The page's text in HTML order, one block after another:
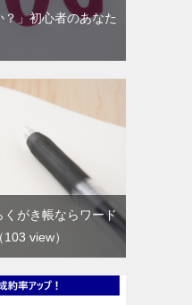
？」初心者のあなた
がき帳ならワード
（103 view）